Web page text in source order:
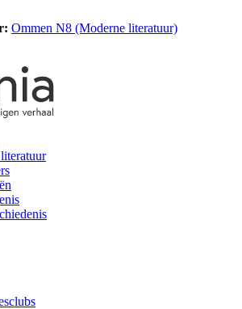
Ommen N8 (Moderne literatuur)